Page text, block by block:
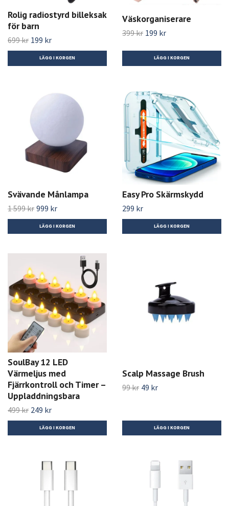
Rolig radiostyrd billeksak
för barn
699 kr 199 kr
Väskorganiserare
399 kr 199 kr
Svävande Månlampa
1 599 kr 999 kr
LÄGG I KORGEN
Easy Pro Skärmskydd
299 kr
LÄGG I KORGEN
SoulBay 12 LED
Värmeljus med
Fjärrkontroll och Timer –
Uppladdningsbara
499 kr 249 kr
Scalp Massage Brush
99 kr 49 kr